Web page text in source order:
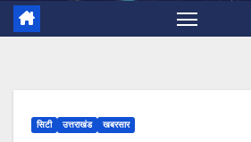
सिटी उत्तराखंड खबरसार